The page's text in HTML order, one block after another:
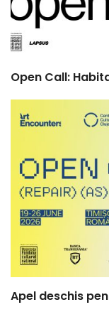
Open Call:
Apel deschis